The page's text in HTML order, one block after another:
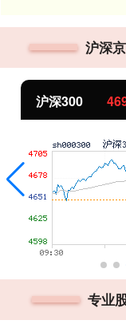
沪深
沪深300
专业